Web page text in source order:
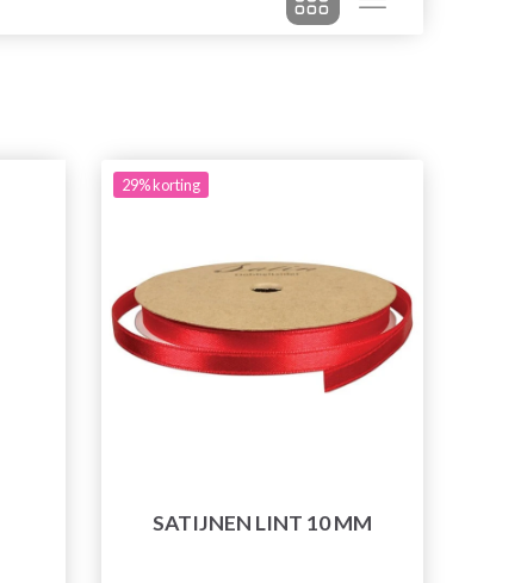
29% korting
SATIJNEN LINT 10 MM